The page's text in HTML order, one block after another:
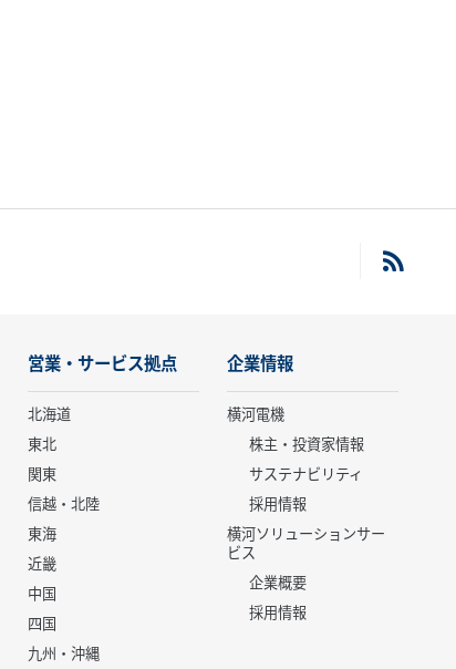
営業・サービス拠点
北海道
東北
関東
信越・北陸
東海
近畿
中国
四国
九州・沖縄
企業情報
横河電機
株主・投資家情報
サステナビリティ
採用情報
横河ソリューションサー
ビス
企業概要
採用情報